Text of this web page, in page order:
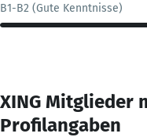
B1-B2 (Gute Kenntnisse)
XING Mitglieder
Profilangaben